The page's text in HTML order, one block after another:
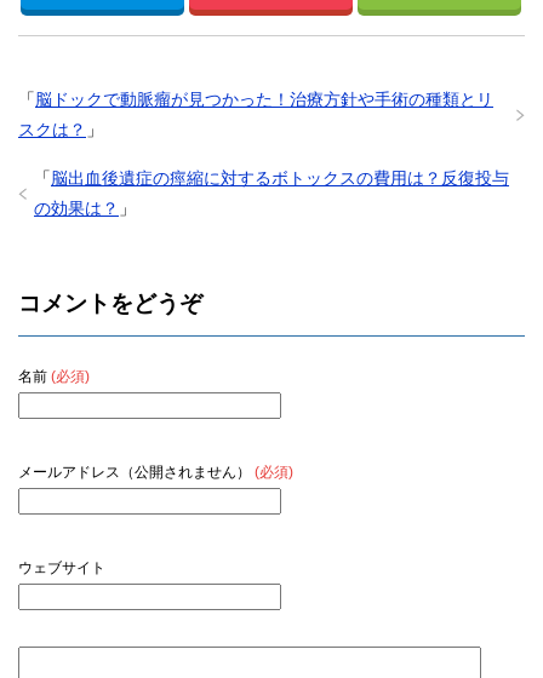
「脳ドックで動脈瘤が見つかった！治療方針や手術の種類とリ
スクは？ 」
「脳出血後遺症の痙縮に対するボトックスの費用は？反復投与
の効果は？ 」
コメントをどうぞ
名前 (必須)
メールアドレス（公開されません） (必須)
ウェブサイト